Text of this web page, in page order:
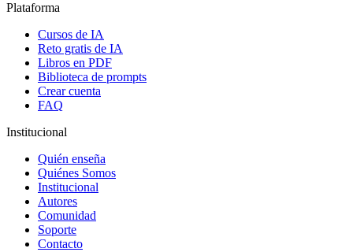
Plataforma
Cursos de IA
Reto gratis de IA
Libros en PDF
Biblioteca de prompts
Crear cuenta
FAQ
Institucional
Quién enseña
Quiénes Somos
Institucional
Autores
Comunidad
Soporte
Contacto